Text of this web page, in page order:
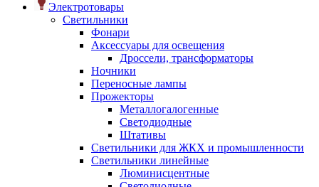
Электротовары
Светильники
Фонари
Аксессуары для освещения
Дроссели, трансформаторы
Ночники
Переносные лампы
Прожекторы
Металлогалогенные
Светодиодные
Штативы
Светильники для ЖКХ и промышленности
Светильники линейные
Люминисцентные